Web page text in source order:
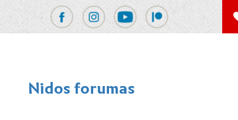
Nidos forumas